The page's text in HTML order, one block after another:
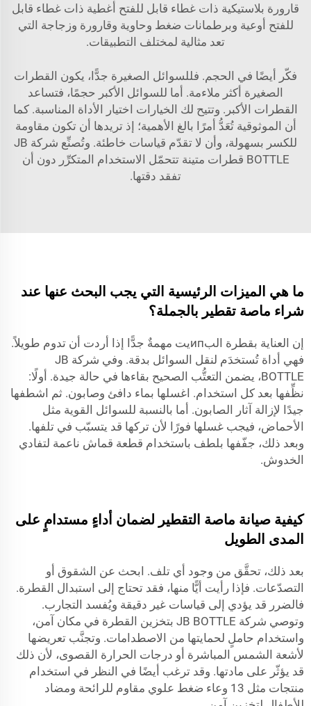
قارورة بلاستيكية ذات غطاء قابل للفتح أغطية ذات غطاء قابل
للفتح أوعية وبرطمانات ضغط وحاوية وقارورة وزجاجة التي
تعد مثالية لمختلف التطبيقات.
فكّر أيضًا في الحجم. فللسوائل الصغيرة جدًّا، يكون القطرات
الصغيرة أكثر ملاءمة. أما للسوائل الأكبر حجمًا، فتساعد
القطرات الأكبر. وتتيح لك الخيارات اختيار الأداة المناسبة. كما
أن الموثوقية تُعَدُّ أمرًا بالغ الأهمية؛ إذ تريدها أن تكون مقاومة
للكسر بسهولة، وأن لا تقدّم قياسات خاطئة. وتُصنِّع شركة JB
BOTTLE قطرات متينة تتحمّل الاستخدام المتكرِّر دون أن
تفقد دقتها.
ما هي الميزات الرئيسية التي يجب البحث عنها عند
شراء ماصة تقطير بالجملة؟
إن العناية بقطرة البипيت مهمةٌ جدًّا إذا أردت أن تدوم طويلاً.
فهي أداة تُستخدَم لنقل السوائل بدقة. وفي شركة JB
BOTTLE، يضمن التعتُّب الصحيح بقاءها في حالة جيدة. أولًا:
نظِّفها بعد كل استخدام. اغسلها بماء دافئ وصابون. ثم اشطفها
جيدًا لإزالة آثار الصابون. أما بالنسبة للسوائل القوية مثل
الأحماض، فيجب غسلها فورًا لأن تركها قد يتسبّب في تلفها.
وبعد ذلك، جفّفها بلطف باستخدام قطعة قماش ناعمة لتفادي
الخدوش.
كيفية صيانة ماصة التقطير لضمان أداءٍ مستدامٍ على
المدى الطويل
بعد ذلك، تحقَّق من وجود أي تلف. ابحث عن الشقوق أو
التصدّعات. فإذا رأيت أيًّا منها، فقد تحتاج إلى استبدال القطرة.
فالضرر قد يؤدي إلى قياسات غير دقيقة ويُفسد التجارب.
وتوصي شركة JB BOTTLE بتخزين القطرة في مكان آمن،
واستخدام حاملٍ لحمايتها من الاصطدامات. وتجنَّب تعريضها
لأشعة الشمس المباشرة أو درجات الحرارة القصوى، لأن ذلك
قد يؤثّر على مادتها. وقد ترغب أيضًا في النظر في استخدام
منتجات مثل
13 وعاء ضغط علوي مقاوم للرائحة ومضاد